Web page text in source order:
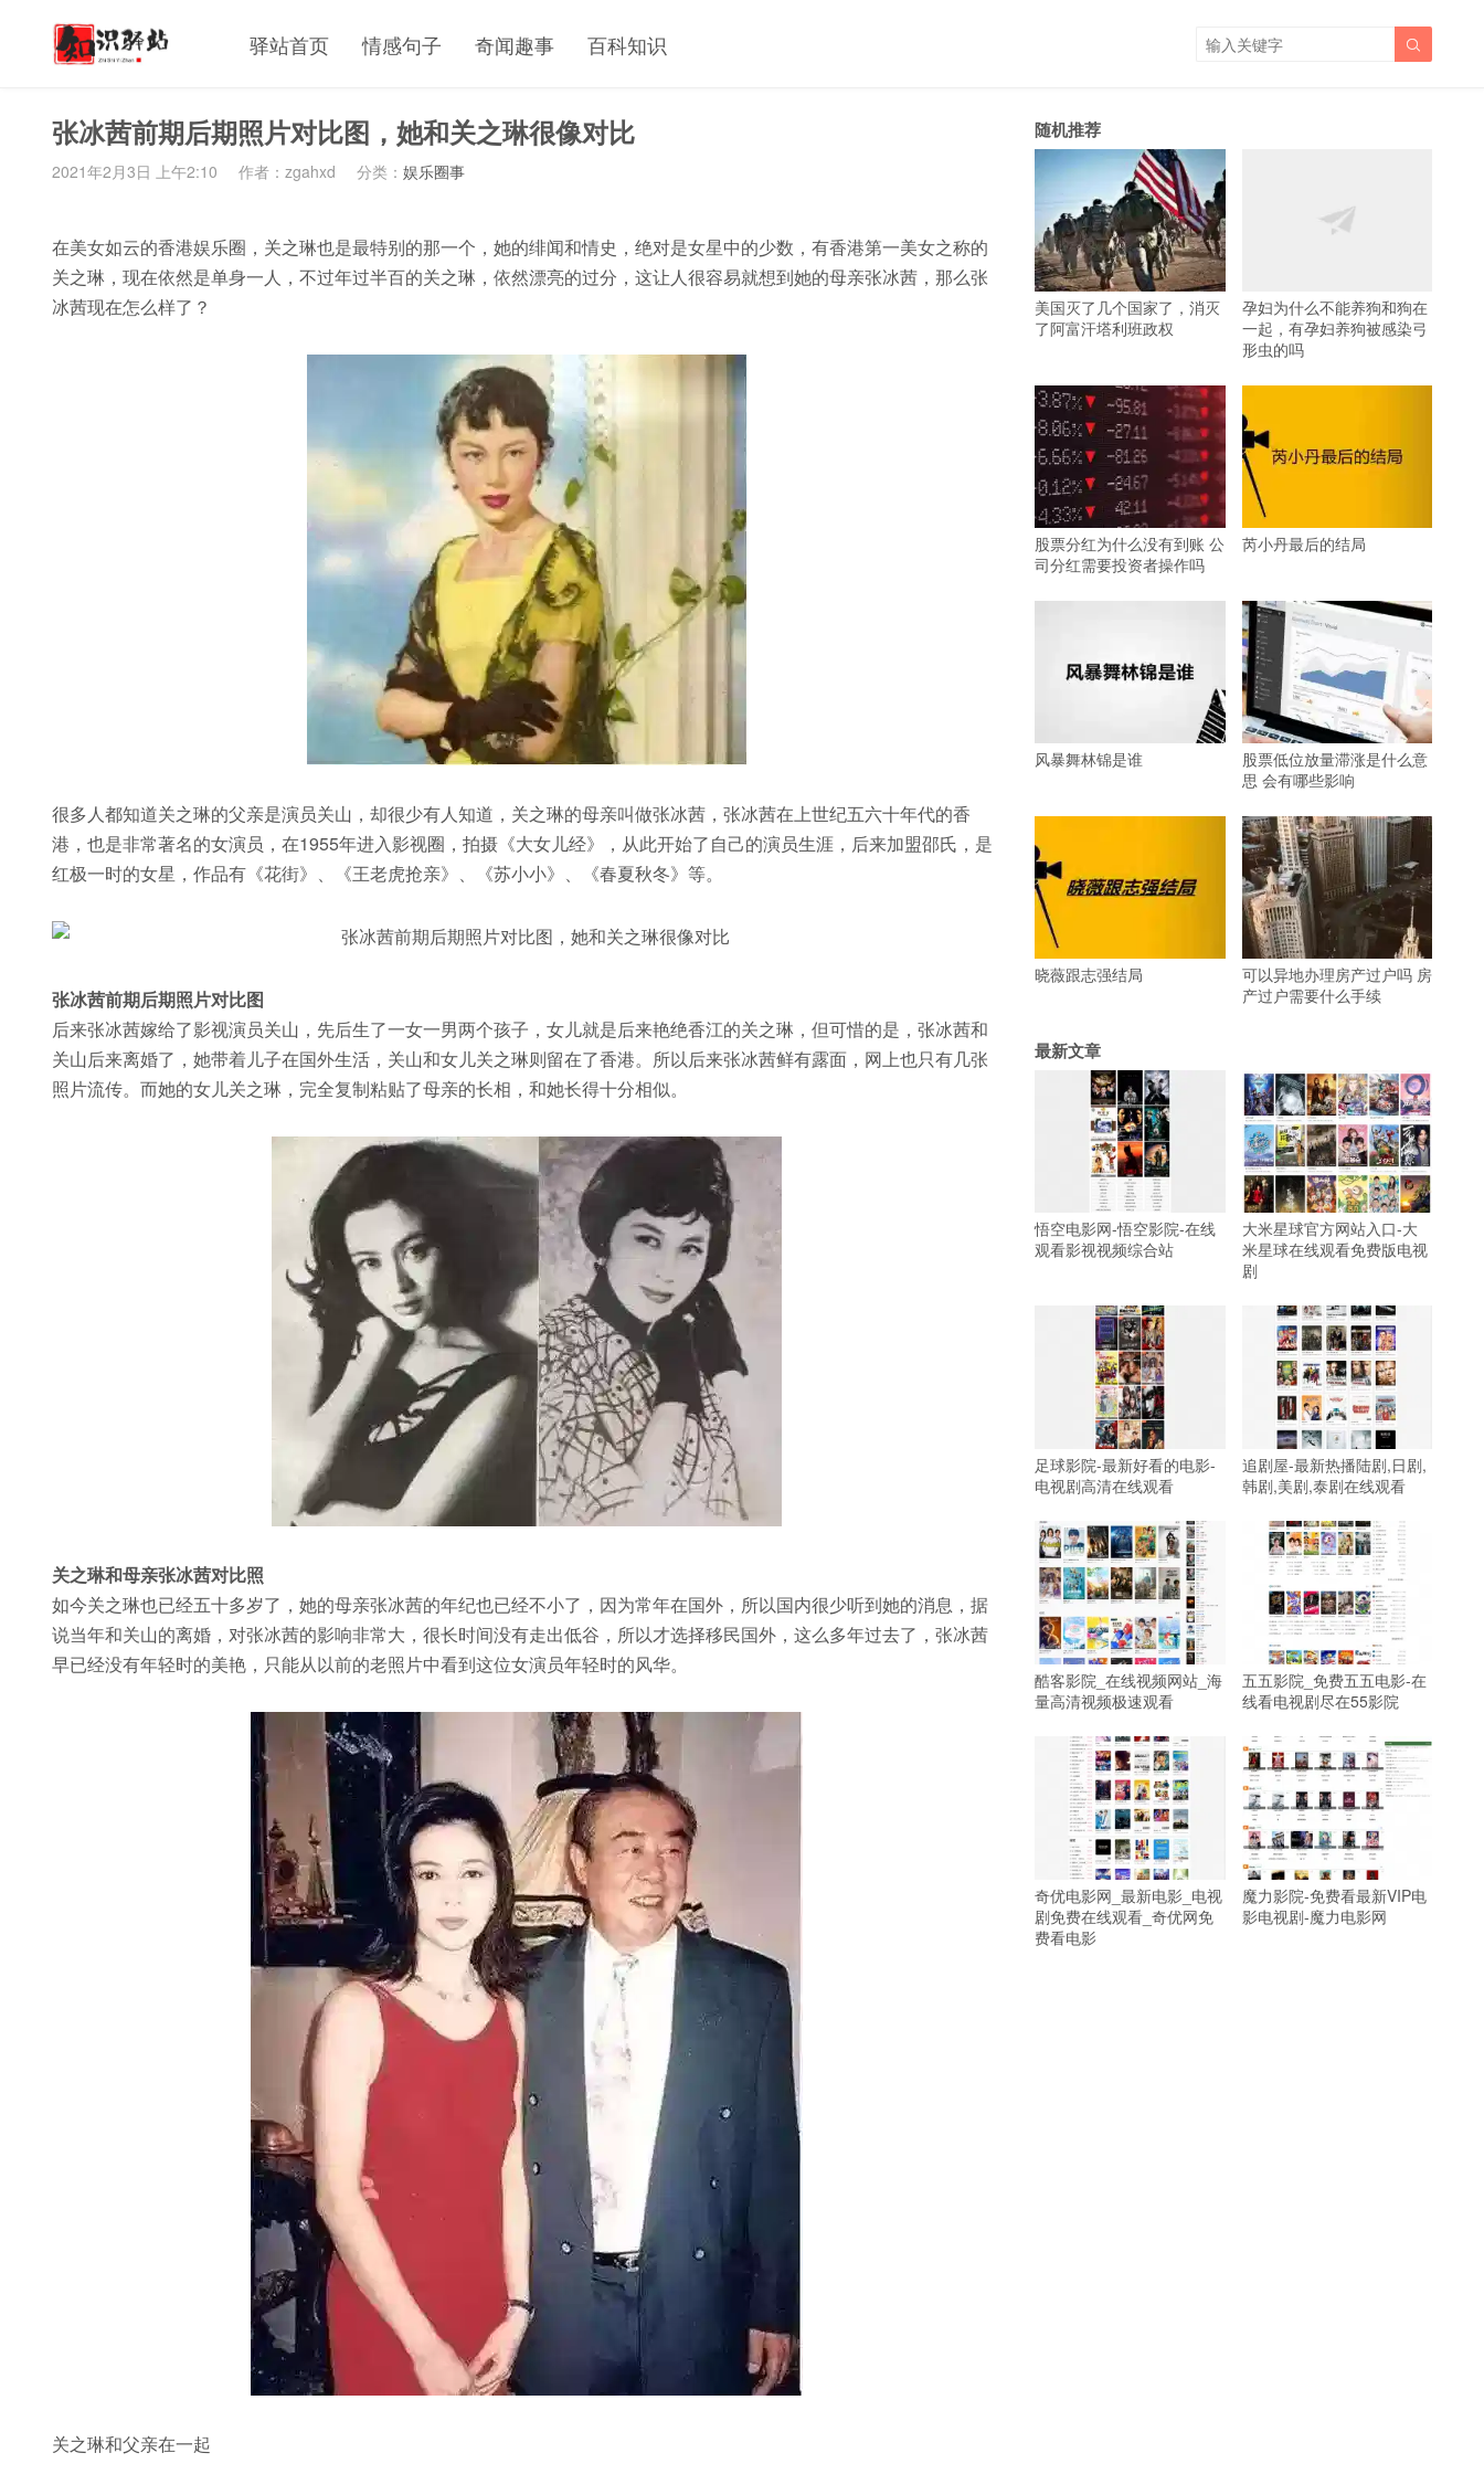
驿站首页 情感句子 奇闻趣事 百科知识 
张冰茜前期后期照片对比图，她和关之琳很像对比
2021年2月3日 上午2:10 作者：zgahxd 分类： 娱乐圈事
在美女如云的香港娱乐圈，关之琳也是最特别的那一个，她的绯闻和情史，绝对是女星中的少数，有香港第一美女之称的
关之琳，现在依然是单身一人，不过年过半百的关之琳，依然漂亮的过分，这让人很容易就想到她的母亲张冰茜，那么张
冰茜现在怎么样了？
很多人都知道关之琳的父亲是演员关山，却很少有人知道，关之琳的母亲叫做张冰茜，张冰茜在上世纪五六十年代的香
港，也是非常著名的女演员，在1955年进入影视圈，拍摄《大女儿经》，从此开始了自己的演员生涯，后来加盟邵氏，是
红极一时的女星，作品有《花街》、《王老虎抢亲》、《苏小小》、《春夏秋冬》等。
张冰茜前期后期照片对比图
后来张冰茜嫁给了影视演员关山，先后生了一女一男两个孩子，女儿就是后来艳绝香江的关之琳，但可惜的是，张冰茜和
关山后来离婚了，她带着儿子在国外生活，关山和女儿关之琳则留在了香港。所以后来张冰茜鲜有露面，网上也只有几张
照片流传。而她的女儿关之琳，完全复制粘贴了母亲的长相，和她长得十分相似。
关之琳和母亲张冰茜对比照
如今关之琳也已经五十多岁了，她的母亲张冰茜的年纪也已经不小了，因为常年在国外，所以国内很少听到她的消息，据
说当年和关山的离婚，对张冰茜的影响非常大，很长时间没有走出低谷，所以才选择移民国外，这么多年过去了，张冰茜
早已经没有年轻时的美艳，只能从以前的老照片中看到这位女演员年轻时的风华。
关之琳和父亲在一起
随机推荐
美国灭了几个国家了，消灭
了阿富汗塔利班政权
孕妇为什么不能养狗和狗在
一起，有孕妇养狗被感染弓
形虫的吗
股票分红为什么没有到账 公
司分红需要投资者操作吗
芮小丹最后的结局
风暴舞林锦是谁
股票低位放量滞涨是什么意
思 会有哪些影响
晓薇跟志强结局
可以异地办理房产过户吗 房
产过户需要什么手续
最新文章
悟空电影网-悟空影院-在线
观看影视视频综合站
大米星球官方网站入口-大
米星球在线观看免费版电视
剧
足球影院-最新好看的电影-
电视剧高清在线观看
追剧屋-最新热播陆剧,日剧,
韩剧,美剧,泰剧在线观看
酷客影院_在线视频网站_海
量高清视频极速观看
五五影院_免费五五电影-在
线看电视剧尽在55影院
奇优电影网_最新电影_电视
剧免费在线观看_奇优网免
费看电影
魔力影院-免费看最新VIP电
影电视剧-魔力电影网